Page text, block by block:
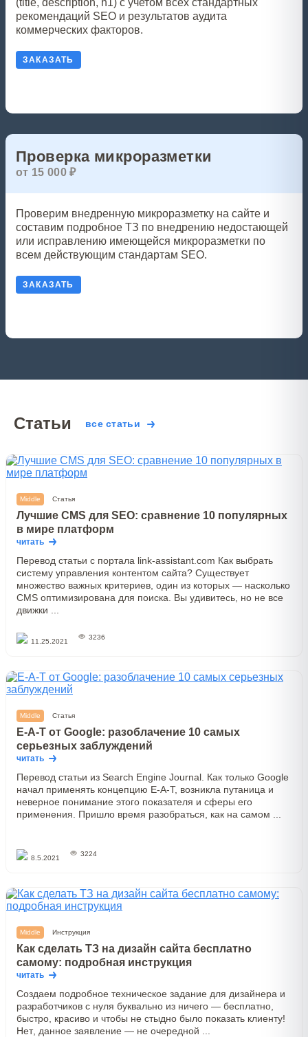
(title, description, h1) с учетом всех стандартных
рекомендаций SEO и результатов аудита
коммерческих факторов.
ЗАКАЗАТЬ
Проверка микроразметки
от 15 000 ₽
Проверим внедренную микроразметку на сайте и
составим подробное ТЗ по внедрению недостающей
или исправлению имеющейся микроразметки по
всем действующим стандартам SEO.
ЗАКАЗАТЬ
Статьи все статьи
Middle Статья
Лучшие CMS для SEO: сравнение 10 популярных
в мире платформ
читать
Перевод статьи с портала link-assistant.com Как выбрать
систему управления контентом сайта? Существует
множество важных критериев, один из которых — насколько
CMS оптимизирована для поиска. Вы удивитесь, но не все
движки ...
11.25.2021
3236
Middle Статья
E-A-T от Google: разоблачение 10 самых
серьезных заблуждений
читать
Перевод статьи из Search Engine Journal. Как только Google
начал применять концепцию E-A-T, возникла путаница и
неверное понимание этого показателя и сферы его
применения. Пришло время разобраться, как на самом ...
8.5.2021
3224
Middle Инструкция
Как сделать ТЗ на дизайн сайта бесплатно
самому: подробная инструкция
читать
Создаем подробное техническое задание для дизайнера и
разработчиков с нуля буквально из ничего — бесплатно,
быстро, красиво и чтобы не стыдно было показать клиенту!
Нет, данное заявление — не очередной ...